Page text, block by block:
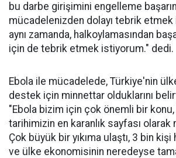
bu darbe girişimini engelleme
mücadelenizden dolayı tebrik
aynı zamanda, halkoylamasından
için de tebrik etmek istiyorum." dedi.
Ebola ile mücadelede, Türkiye'nin
destek için minnettar olduklarını
"Ebola bizim için çok önemli bir
tarihimizin en karanlık sayfası
Çok büyük bir yıkıma ulaştı, 3 bin kişi
ve ülke ekonomisinin neredeyse